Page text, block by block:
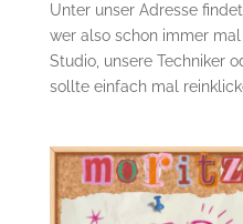
Unter unser Adresse
wer also schon immer
Studio, unsere Techniker
sollte einfach mal